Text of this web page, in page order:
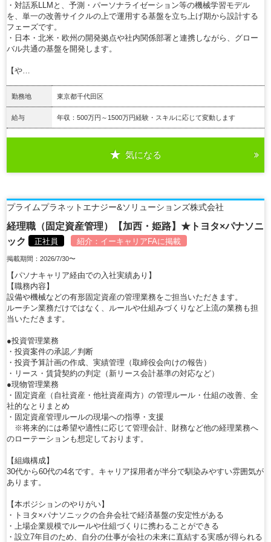
・対話系LLMと、予測・パーソナライゼーション等の機械学習モデル
を、単一の改善サイクルの上で運用する基盤を立ち上げ期から設計する
フェーズです。
・日本・北米・欧州の開発拠点や社内関係部署と連携しながら、グロー
バル共通の基盤を開発します。
【や…
勤務地 東京都千代田区
給与 年収：500万円～1500万円経験・スキルに応じて変動します
気になる
プライムプラネットエナジー&ソリューションズ株式会社
経理職（固定資産管理）【加西・姫路】★トヨタ×パナソニ
ック
正社員 紹介： イーキャリアFAに掲載
掲載期間：2026/7/30〜
【パソナキャリア経由での入社実績あり】
【職務内容】
設備や機械などの有形固定資産の管理業務をご担当いただきます。
ルーチン業務だけではなく、ルールや仕組みづくりなど上流の業務も担
当いただきます。
●投資管理業務
・投資案件の承認／判断
・投資予算計画の作成、実績管理（取締役会向けの報告）
・リース・賃貸契約の判定（新リース会計基準の対応など）
●現物管理業務
・固定資産（自社資産・他社資産両方）の管理ルール・仕組の改善、全
社的なとりまとめ
・固定資産管理ルールの現場への指導・支援
※将来的には希望や適性に応じて管理会計、財務など他の経理業務へ
のローテーションも想定しております。
【組織構成】
30代から60代の4名です。キャリア採用者が半分で馴染みやすい雰囲気が
あります。
【本ポジションのやりがい】
・トヨタ×パナソニックの合弁会社で経済基盤の安定性がある
・上場企業規模でルールや仕組づくりに携わることができる
・設立7年目のため、自分の仕事が会社の未来に直結する実感が得られる